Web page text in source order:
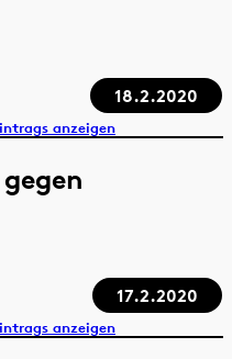
18.2.2020
anzeigen
17.2.2020
anzeigen